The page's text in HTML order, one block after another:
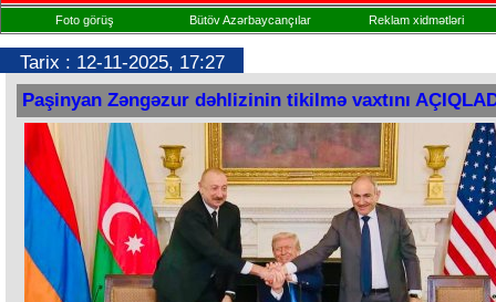
Foto görüş Bütöv Azərbaycançılar Reklam xidmətləri
Tarix : 12-11-2025, 17:27
Paşinyan Zəngəzur dəhlizinin tikilmə vaxtını